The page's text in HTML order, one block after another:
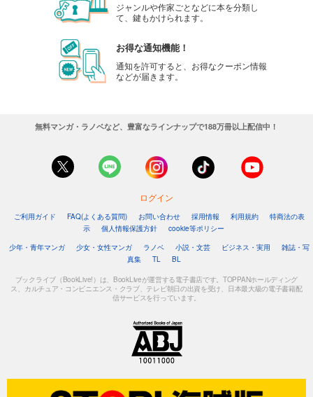
ジャンルや作家ごとなどに本を分類し
て、鍵もかけられます。
お得な通知機能！
通知を許可すると、お得なクーポン情報
などが届きます。
無料マンガ・ラノベなど、豊富なラインナップで188万冊以上配信中！
ログイン
ご利用ガイド FAQ(よくある質問) お問い合わせ 採用情報 利用規約
特商法の表
示
個人情報保護方針
cookie等ポリシー
少年・青年マンガ
少女・女性マンガ ラノベ 小説・文芸 ビジネス・実用
雑誌・写
真集
TL BL
ブックライブ（BookLive!）は、BookLiveが運営する電子書店です。TOPPANホールディング
ス、カルチュア・コンビニエンス・クラブ、テレビ朝日の出資を受け、日本最大級の電子書籍配
信サービスを行っています。